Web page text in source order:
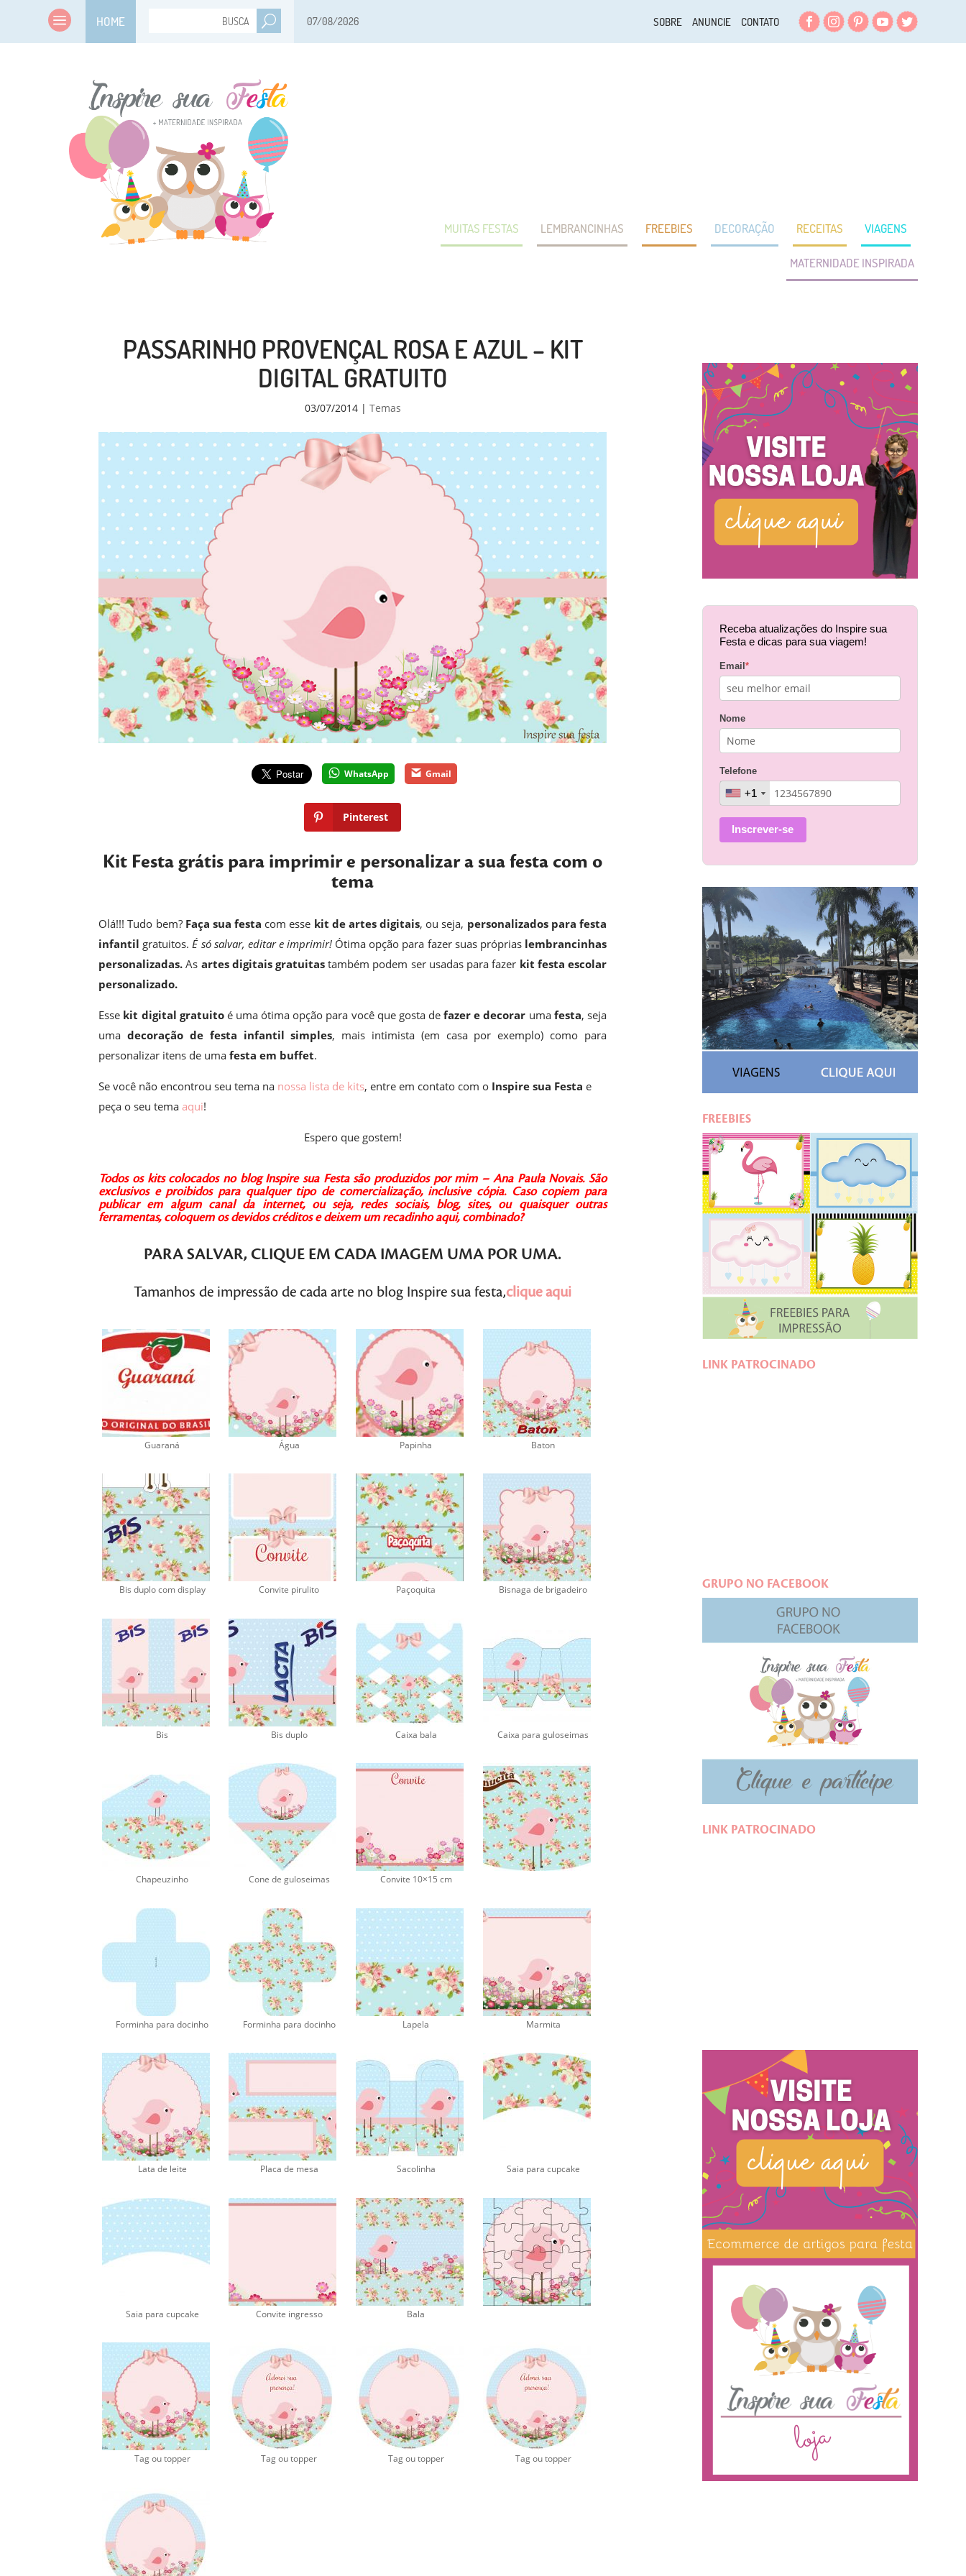
HOME 07/08/2026 FacebookInstagram
PinterestYouTube
Twitter
SOBRE ANUNCIE CONTATO
MUITAS FESTAS LEMBRANCINHAS FREEBIES DECORAÇÃO RECEITAS VIAGENS
MATERNIDADE INSPIRADA
PASSARINHO PROVENÇAL ROSA E AZUL – KIT
DIGITAL GRATUITO
03/07/2014| Temas
WhatsApp Gmail
Pinterest
Kit Festa grátis para imprimir e personalizar a sua festa com o
tema
Olá!!! Tudo bem? Faça sua festa com esse kit de artes digitais, ou seja, personalizados para festa
infantil gratuitos. É só salvar, editar e imprimir! Ótima opção para fazer suas próprias lembrancinhas
personalizadas.As artes digitais gratuitas também podem ser usadas para fazer kit festa escolar
personalizado.
Esse kit digital gratuitoé uma ótima opção para você que gosta defazer e decorar uma festa, seja
umadecoração de festa infantil simples, mais intimista (em casa por exemplo) como para
personalizar itens de umafesta em buffet.
Se você não encontrou seu tema na nossa lista de kits, entre em contato com o Inspire sua Festa e
peça o seu temaaqui!
Espero que gostem!
Todos os kits colocados no blog Inspire sua Festa são produzidos por mim – Ana Paula Novais. São
exclusivos e proibidos para qualquer tipo de comercialização, inclusive cópia. Caso copiem para
publicar em algum canal da internet, ou seja, redes sociais, blog, sites, ou quaisquer outras
ferramentas, coloquem os devidos créditos e deixem um recadinho aqui, combinado?
PARA SALVAR,CLIQUE EM CADA IMAGEM UMA POR UMA.
Tamanhos de impressão de cada arte no blog Inspire sua festa,clique aqui
Guaraná Água Papinha Baton
Bis duplo com display Convite pirulito Paçoquita Bisnaga de brigadeiro
Bis Bis duplo Caixa bala Caixa para guloseimas
Chapeuzinho Cone de guloseimas Convite 10×15 cm
Forminha para docinho Forminha para docinho Lapela Marmita
Lata de leite Placa de mesa Sacolinha Saia para cupcake
Saia para cupcake Convite ingresso Bala
Tag ou topper Tag ou topper Tag ou topper Tag ou topper
Receba atualizações do Inspire sua
Festa e dicas para sua viagem!
Email *
Nome
Telefone
+1
+1
Inscrever-se
FREEBIES
LINK PATROCINADO
GRUPO NO FACEBOOK
LINK PATROCINADO